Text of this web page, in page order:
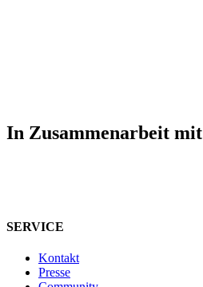
In Zusammenarbeit mit
SERVICE
Kontakt
Presse